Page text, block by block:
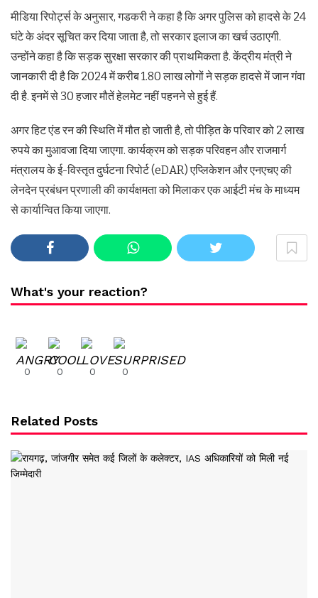
मीडिया रिपोर्ट्स के अनुसार, गडकरी ने कहा है कि अगर पुलिस को हादसे के 24
घंटे के अंदर सूचित कर दिया जाता है, तो सरकार इलाज का खर्च उठाएगी.
उन्होंने कहा है कि सड़क सुरक्षा सरकार की प्राथमिकता है. केंद्रीय मंत्री ने
जानकारी दी है कि 2024 में करीब 1.80 लाख लोगों ने सड़क हादसे में जान गंवा
दी है. इनमें से 30 हजार मौतें हेलमेट नहीं पहनने से हुई हैं.
अगर हिट एंड रन की स्थिति में मौत हो जाती है, तो पीड़ित के परिवार को 2 लाख
रुपये का मुआवजा दिया जाएगा. कार्यक्रम को सड़क परिवहन और राजमार्ग
मंत्रालय के ई-विस्तृत दुर्घटना रिपोर्ट (eDAR) एप्लिकेशन और एनएचए की
लेनदेन प्रबंधन प्रणाली की कार्यक्षमता को मिलाकर एक आईटी मंच के माध्यम
से कार्यान्वित किया जाएगा.
What's your reaction?
0 0 0 0
Related Posts